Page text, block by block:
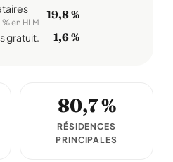
en HLM
19,8 %
gratuit. 1,6 %
80,7 %
RÉSIDENCES
PRINCIPALES